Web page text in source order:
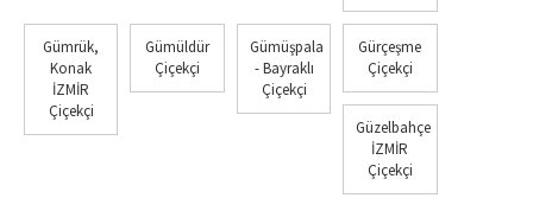
Gümrük,
Konak
İZMİR
Çiçekçi
Gümüldür
Çiçekçi
Gümüşpala
- Bayraklı
Çiçekçi
Gürçeşme
Çiçekçi
Güzelbahçe
İZMİR
Çiçekçi